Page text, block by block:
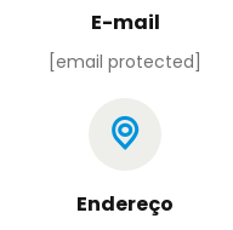
E-mail
[email protected]
Endereço